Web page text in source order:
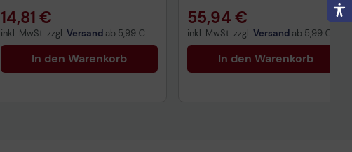
14,81 €
inkl. MwSt. zzgl. Versand ab 5,99 €
In den Warenkorb
55,94 €
inkl. MwSt. zzgl. Versand ab 5,99 €
In den Warenkorb